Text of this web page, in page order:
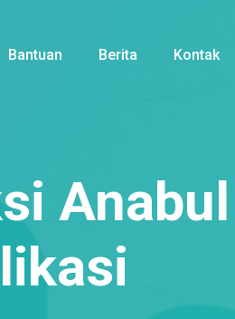
Bantuan Berita Kontak
Anabul